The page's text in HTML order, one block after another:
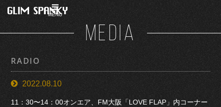
MENU
MEDIA
RADIO
2022.08.10
11：30〜14：00オンエア、FM大阪「LOVE FLAP」内コーナー